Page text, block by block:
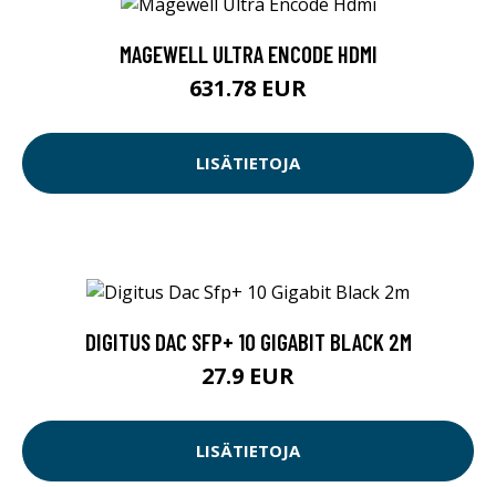
MAGEWELL ULTRA ENCODE HDMI
631.78 EUR
LISÄTIETOJA
DIGITUS DAC SFP+ 10 GIGABIT BLACK 2M
27.9 EUR
LISÄTIETOJA